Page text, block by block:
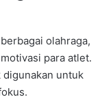
olahraga,
para atlet.
digunakan untuk